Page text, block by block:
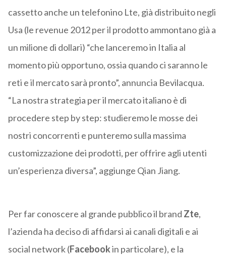
cassetto anche un telefonino Lte, già distribuito negli
Usa (le revenue 2012 per il prodotto ammontano già a
un milione di dollari) “che lanceremo in Italia al
momento più opportuno, ossia quando ci saranno le
reti e il mercato sarà pronto”, annuncia Bevilacqua.
“La nostra strategia per il mercato italiano è di
procedere step by step: studieremo le mosse dei
nostri concorrenti e punteremo sulla massima
customizzazione dei prodotti, per offrire agli utenti
un’esperienza diversa”, aggiunge Qian Jiang.
Per far conoscere al grande pubblico il brand Zte,
l’azienda ha deciso di affidarsi ai canali digitali e ai
social network (Facebookin particolare), e la